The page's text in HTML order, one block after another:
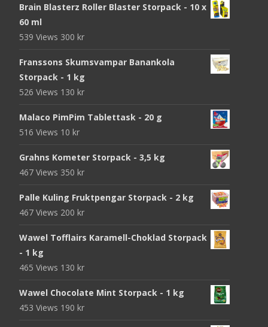
Brain Blasterz Roller Blaster Storpack - 10 x
60 ml
539 Views 300 kr
Franssons Skumsvampar Banankola
Storpack - 1 kg
526 Views 130 kr
Malaco PimPim Tablettask - 20 g
516 Views 10 kr
Grahns Kometer Storpack - 3,5 kg
467 Views 350 kr
Palle Kuling Fruktpengar Storpack - 2 kg
467 Views 200 kr
Wawel Tofflairs Karamell-Choklad Storpack
- 1 kg
465 Views 130 kr
Wawel Chocolate Mint Storpack - 1 kg
453 Views 190 kr